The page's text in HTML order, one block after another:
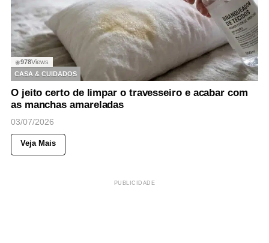
◉978Views
CASA & CUIDADOS
O jeito certo de limpar o travesseiro e acabar com
as manchas amareladas
03/07/2026
Veja Mais
PUBLICIDADE